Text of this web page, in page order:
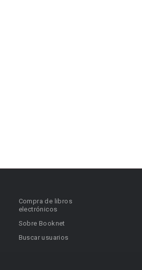
Compra de libros
electrónicos
Sobre Booknet
Buscar usuarios